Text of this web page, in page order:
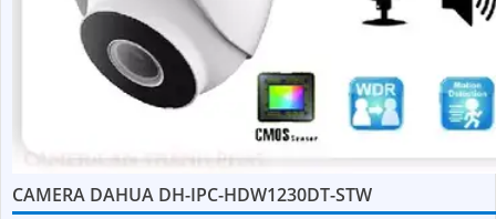
CAMERA DAHUA DH-IPC-HDW1230DT-STW